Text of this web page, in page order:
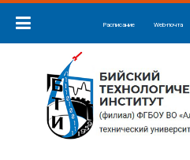
Расписание Web-почта